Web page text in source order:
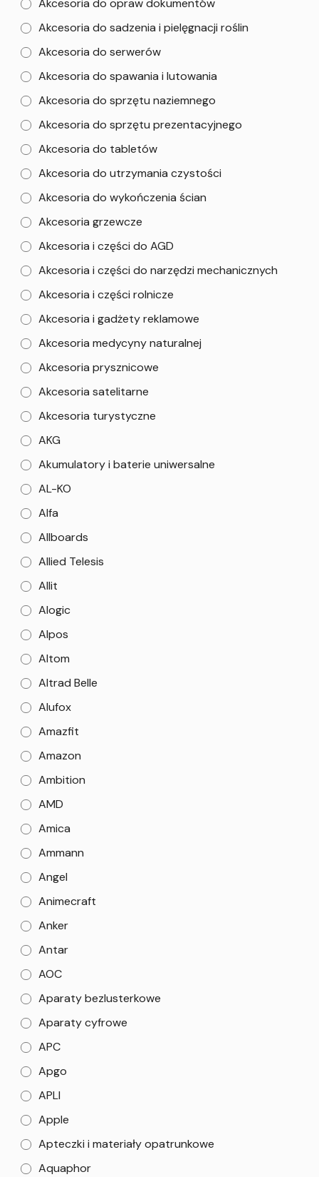
Akcesoria do opraw dokumentów
Akcesoria do sadzenia i pielęgnacji roślin
Akcesoria do serwerów
Akcesoria do spawania i lutowania
Akcesoria do sprzętu naziemnego
Akcesoria do sprzętu prezentacyjnego
Akcesoria do tabletów
Akcesoria do utrzymania czystości
Akcesoria do wykończenia ścian
Akcesoria grzewcze
Akcesoria i części do AGD
Akcesoria i części do narzędzi mechanicznych
Akcesoria i części rolnicze
Akcesoria i gadżety reklamowe
Akcesoria medycyny naturalnej
Akcesoria prysznicowe
Akcesoria satelitarne
Akcesoria turystyczne
AKG
Akumulatory i baterie uniwersalne
AL-KO
Alfa
Allboards
Allied Telesis
Allit
Alogic
Alpos
Altom
Altrad Belle
Alufox
Amazfit
Amazon
Ambition
AMD
Amica
Ammann
Angel
Animecraft
Anker
Antar
AOC
Aparaty bezlusterkowe
Aparaty cyfrowe
APC
Apgo
APLI
Apple
Apteczki i materiały opatrunkowe
Aquaphor